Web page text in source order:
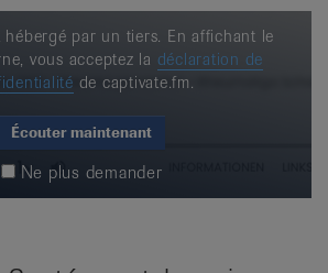
hébergé par un tiers. En affichant le
vous acceptez la déclaration de
de captivate.fm.
Écouter maintenant
Ne plus demander